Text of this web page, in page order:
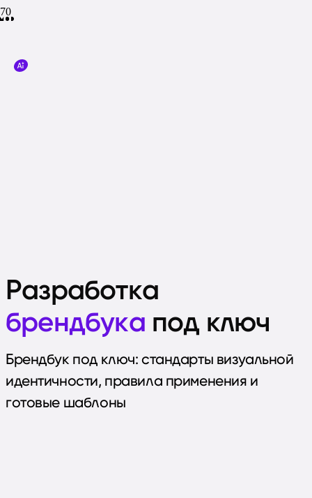
Разработка
брендбука под ключ
Брендбук под ключ: стандарты визуальной
идентичности, правила применения и
готовые шаблоны